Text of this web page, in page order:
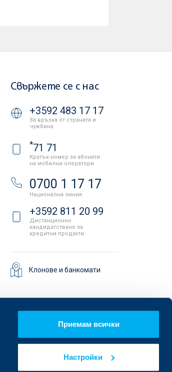
Приемам всички
Настройки
Свържете се с нас
+3592 483 17 17
За връзка от страната и
чужбина
*71 71
Кратък номер за абонати
на мобилни оператори
0700 1 17 17
Национална линия
+3592 811 20 99
Дистанционно
кандидатстване за
кредитни продукти
Клонове и банкомати